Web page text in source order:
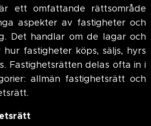
ett omfattande rättsområde
aspekter av fastigheter och
Det handlar om de lagar och
fastigheter köps, säljs, hyrs
Fastighetsrätten delas ofta in i
allmän fastighetsrätt och